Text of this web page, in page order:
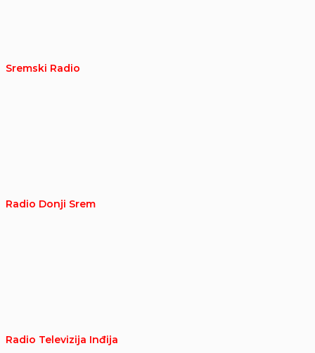
Sremski Radio
Radio Donji Srem
Radio Televizija Inđija